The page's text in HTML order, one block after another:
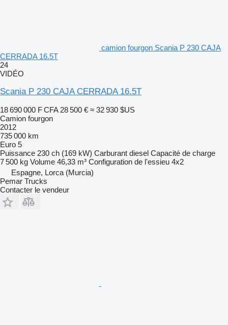
camion fourgon Scania P 230 CAJA
CERRADA 16.5T
24
VIDÉO
Scania P 230 CAJA CERRADA 16.5T
18 690 000 F CFA 28 500 € ≈ 32 930 $US
Camion fourgon
2012
735 000 km
Euro 5
Puissance 230 ch (169 kW) Carburant diesel Capacité de charge
7 500 kg Volume 46,33 m³ Configuration de l'essieu 4x2
Espagne, Lorca (Murcia)
Pemar Trucks
Contacter le vendeur